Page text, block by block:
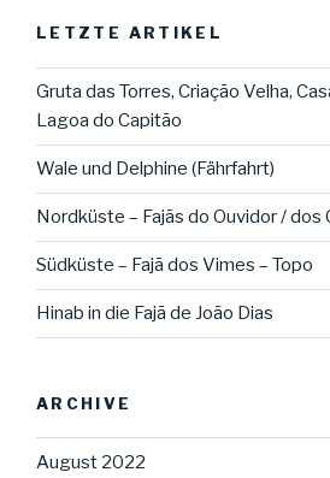
LETZTE ARTIKEL
Gruta das Torres, Criação Velha,
Lagoa do Capitão
Wale und Delphine (Fährfahrt)
Nordküste – Fajãs do Ouvidor / dos
Südküste – Fajã dos Vimes – Topo
Hinab in die Fajã de João Dias
ARCHIVE
August 2022